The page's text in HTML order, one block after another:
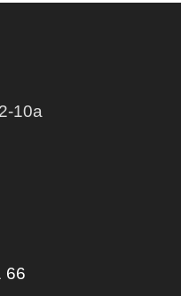
10a
66